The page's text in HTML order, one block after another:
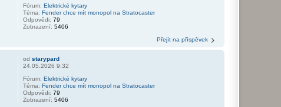
Fórum:Elektrické kytary
Téma:Fender chce mít monopol na Stratocaster
Odpovědi:79
Zobrazení:5406
Přejít na příspěvek
odstarypard
24.05.2026 9:32
Fórum:Elektrické kytary
Téma:Fender chce mít monopol na Stratocaster
Odpovědi:79
Zobrazení:5406